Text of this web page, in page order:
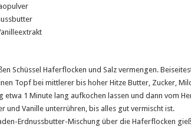
Schüssel Haferflocken und Salz vermengen.
Topf bei mittlerer bis hoher Hitze Butter, Zucker,
etwa 1 Minute lang aufkochen lassen und dann vom
und Vanille unterrühren, bis alles gut vermischt ist.
Erdnussbutter-Mischung über die Haferflocken